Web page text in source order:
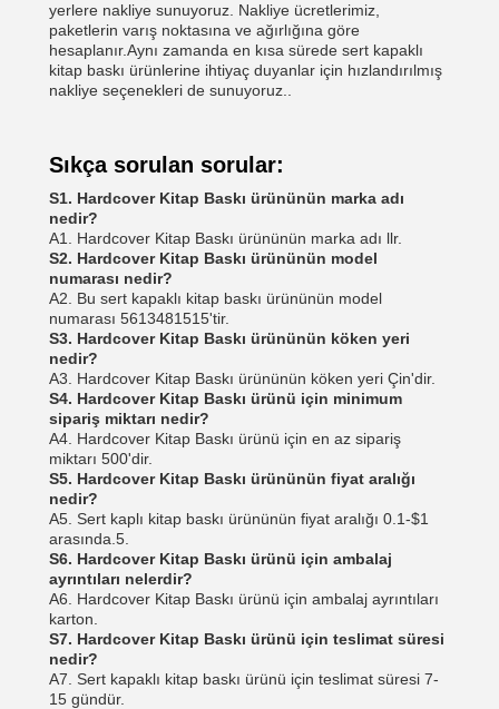
yerlere nakliye sunuyoruz. Nakliye ücretlerimiz,
paketlerin varış noktasına ve ağırlığına göre
hesaplanır.Aynı zamanda en kısa sürede sert kapaklı
kitap baskı ürünlerine ihtiyaç duyanlar için hızlandırılmış
nakliye seçenekleri de sunuyoruz..
Sıkça sorulan sorular:
S1. Hardcover Kitap Baskı ürününün marka adı
nedir?
A1. Hardcover Kitap Baskı ürününün marka adı llr.
S2. Hardcover Kitap Baskı ürününün model
numarası nedir?
A2. Bu sert kapaklı kitap baskı ürününün model
numarası 5613481515'tir.
S3. Hardcover Kitap Baskı ürününün köken yeri
nedir?
A3. Hardcover Kitap Baskı ürününün köken yeri Çin'dir.
S4. Hardcover Kitap Baskı ürünü için minimum
sipariş miktarı nedir?
A4. Hardcover Kitap Baskı ürünü için en az sipariş
miktarı 500'dir.
S5. Hardcover Kitap Baskı ürününün fiyat aralığı
nedir?
A5. Sert kaplı kitap baskı ürününün fiyat aralığı 0.1-$1
arasında.5.
S6. Hardcover Kitap Baskı ürünü için ambalaj
ayrıntıları nelerdir?
A6. Hardcover Kitap Baskı ürünü için ambalaj ayrıntıları
karton.
S7. Hardcover Kitap Baskı ürünü için teslimat süresi
nedir?
A7. Sert kapaklı kitap baskı ürünü için teslimat süresi 7-
15 gündür.